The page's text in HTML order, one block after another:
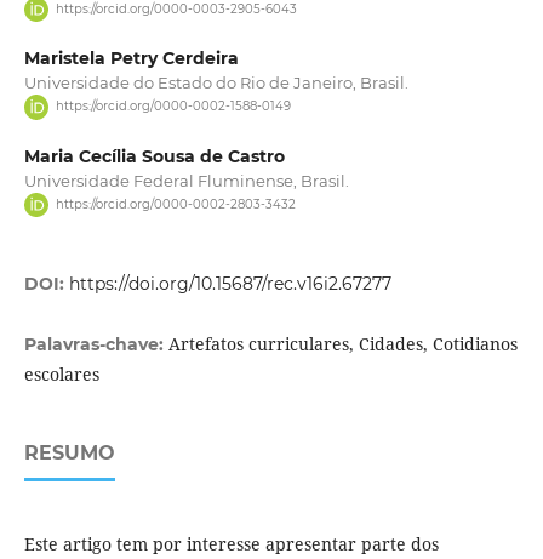
https://orcid.org/0000-0003-2905-6043
Maristela Petry Cerdeira
Universidade do Estado do Rio de Janeiro, Brasil.
https://orcid.org/0000-0002-1588-0149
Maria Cecília Sousa de Castro
Universidade Federal Fluminense, Brasil.
https://orcid.org/0000-0002-2803-3432
DOI: https://doi.org/10.15687/rec.v16i2.67277
Palavras-chave: Artefatos curriculares, Cidades, Cotidianos
escolares
RESUMO
Este artigo tem por interesse apresentar parte dos